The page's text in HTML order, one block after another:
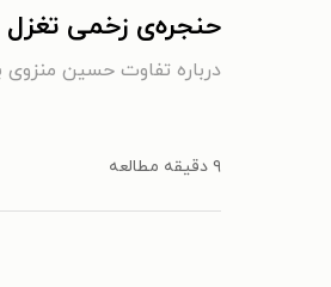
حنجره‌ی زخمی تغزل
درباره تفاوت حسین منزوی
۹ دقیقه مطالعه